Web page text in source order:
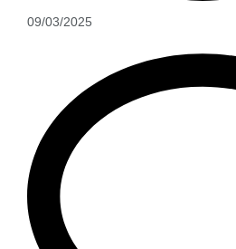
09/03/2025